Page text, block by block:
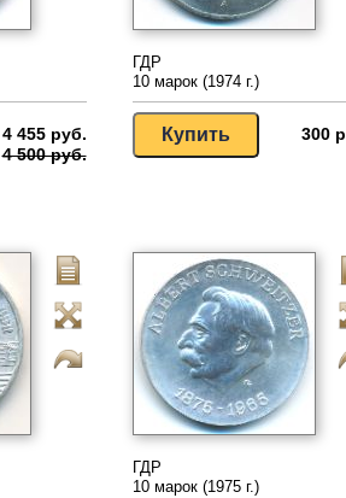
4 455 руб.
4 500 руб.
ГДР
10 марок (1974 г.)
300
ГДР
10 марок (1975 г.)